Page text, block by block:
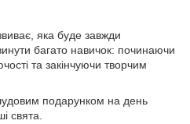
яка буде завжди
багато навичок: починаючи
та закінчуючи творчим
подарунком на день
свята.